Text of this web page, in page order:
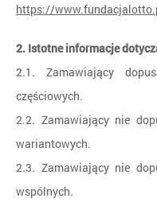
https://
2. Istotne informacje
2.1. Zamawiający
częściowych.
2.2. Zamawiający nie
wariantowych.
2.3. Zamawiający nie
wspólnych.